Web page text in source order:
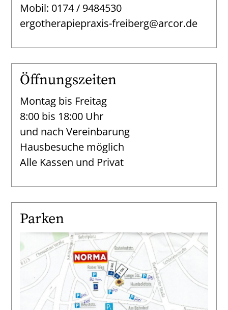
Mobil: 0174 / 9484530
ergotherapiepraxis-freiberg@arcor.de
Öffnungszeiten
Montag bis Freitag
8:00 bis 18:00 Uhr
und nach Vereinbarung
Hausbesuche möglich
Alle Kassen und Privat
Parken